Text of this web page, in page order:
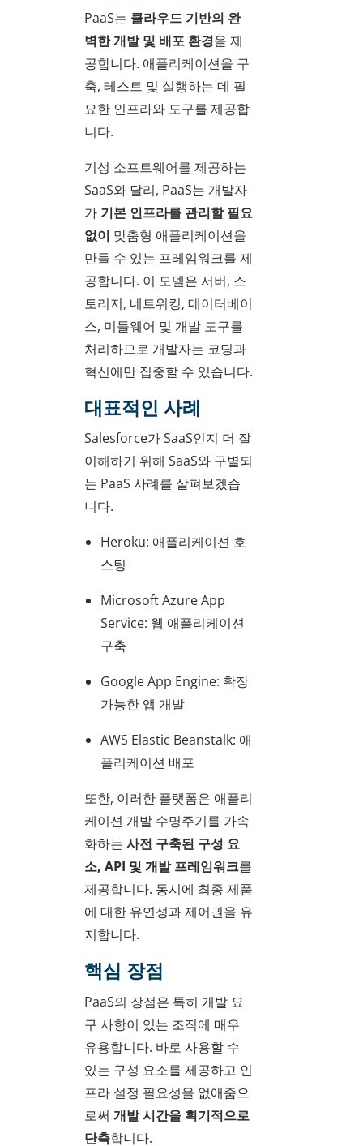
PaaS는 클라우드 기반의 완
벽한 개발 및 배포 환경을 제
공합니다. 애플리케이션을 구
축, 테스트 및 실행하는 데 필
요한 인프라와 도구를 제공합
니다.
기성 소프트웨어를 제공하는
SaaS와 달리, PaaS는 개발자
가 기본 인프라를 관리할 필요
없이 맞춤형 애플리케이션을
만들 수 있는 프레임워크를 제
공합니다. 이 모델은 서버, 스
토리지, 네트워킹, 데이터베이
스, 미들웨어 및 개발 도구를
처리하므로 개발자는 코딩과
혁신에만 집중할 수 있습니다.
대표적인 사례
Salesforce가 SaaS인지 더 잘
이해하기 위해 SaaS와 구별되
는 PaaS 사례를 살펴보겠습
니다.
Heroku: 애플리케이션 호
스팅
Microsoft Azure App
Service: 웹 애플리케이션
구축
Google App Engine: 확장
가능한 앱 개발
AWS Elastic Beanstalk: 애
플리케이션 배포
또한, 이러한 플랫폼은 애플리
케이션 개발 수명주기를 가속
화하는 사전 구축된 구성 요
소, API 및 개발 프레임워크를
제공합니다. 동시에 최종 제품
에 대한 유연성과 제어권을 유
지합니다.
핵심 장점
PaaS의 장점은 특히 개발 요
구 사항이 있는 조직에 매우
유용합니다. 바로 사용할 수
있는 구성 요소를 제공하고 인
프라 설정 필요성을 없애줌으
로써 개발 시간을 획기적으로
단축합니다.